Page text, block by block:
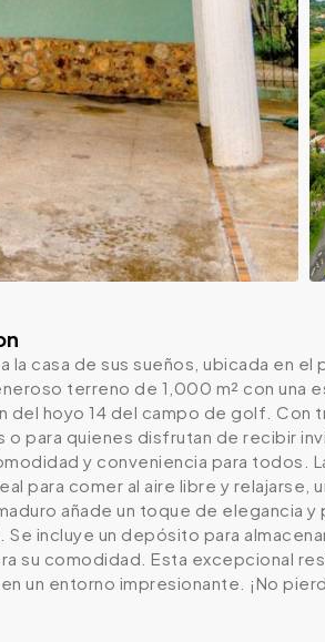
la casa de sus sueños, ubicada en
terreno de 1,000 m² con una
del hoyo 14 del campo de golf.
o para quienes disfrutan de recibir
y conveniencia para todos.
para comer al aire libre y relajarse,
añade un toque de elegancia
Se incluye un depósito para
su comodidad. Esta excepcional
un entorno impresionante. ¡No